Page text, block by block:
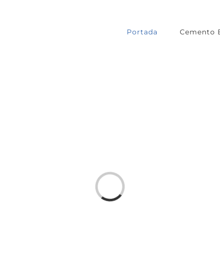
Portada Cemento
Loading...